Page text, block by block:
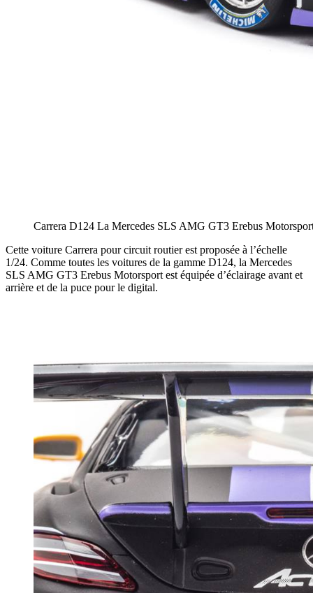
Carrera D124 La Mercedes SLS AMG GT3 Erebus
Cette voiture Carrera pour circuit routier est proposée à l’échelle
1/24. Comme toutes les voitures de la gamme D124, la Mercedes
SLS AMG GT3 Erebus Motorsport est équipée d’éclairage avant et
arrière et de la puce pour le digital.